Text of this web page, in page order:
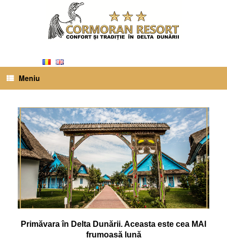
Meniu
Primăvara în Delta Dunării. Aceasta este cea MAI
frumoasă lună